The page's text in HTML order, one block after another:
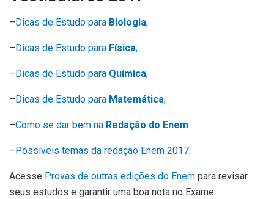
– Dicas de Estudo para Biologia;
– Dicas de Estudo para Física;
– Dicas de Estudo para Química;
– Dicas de Estudo para Matemática;
–Como se dar bem na Redação do Enem
– Possíveis temas da redação Enem 2017.
Acesse Provas de outras edições do Enem para revisar
seus estudos e garantir uma boa nota no Exame.